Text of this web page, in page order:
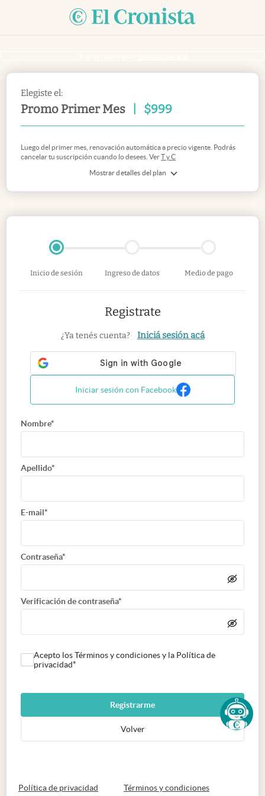
Elegiste el:
Promo Primer Mes $999
Mostrar detalles del plan
Luego del primer mes, renovación automática a precio vigente. Podrás
cancelar tu suscripción cuando lo desees. VerT y C
Inicio de sesión Ingreso de datos Medio de pago
Registrate
¿Ya tenés cuenta? Iniciá sesión acá
Iniciar sesión con Facebook
Nombre*
Apellido*
E-mail*
Contraseña*
Verificación de contraseña*
Acepto los Términos y condiciones y la Política de
privacidad*
Registrarme
Volver
Política de privacidad abre en nueva pestaña
Términos y condicionesabre en nueva